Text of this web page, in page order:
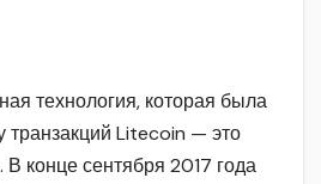
технология, которая была
транзакций Litecoin — это
конце сентября 2017 года